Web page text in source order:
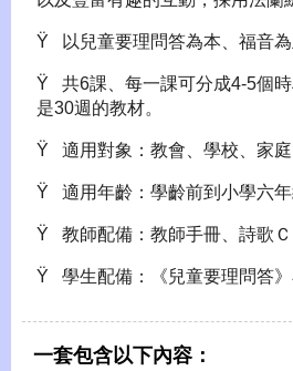
Ÿ 以兒童要理問答為本、福音
Ÿ 共6課、每一課可分成4-5個
是30週的教材。
Ÿ 適用對象：教會、學校、家庭
Ÿ 適用年齡：學齡前到小學六年
Ÿ 教師配備：教師手冊、詩歌Ｃ
Ÿ 學生配備：《兒童要理問答》
一套包含以下內容：